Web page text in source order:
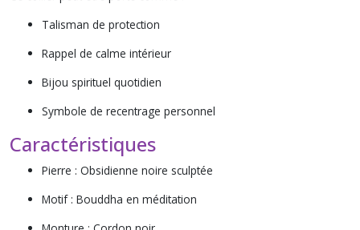
Talisman de protection
Rappel de calme intérieur
Bijou spirituel quotidien
Symbole de recentrage personnel
Caractéristiques
Pierre : Obsidienne noire sculptée
Motif : Bouddha en méditation